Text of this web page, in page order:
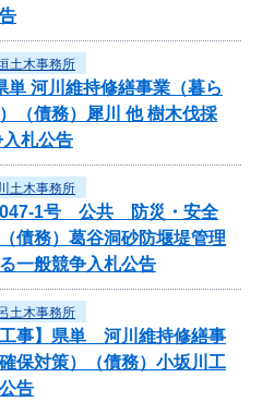
土木事務所
河川維持修繕事業（暮ら
（債務）犀川 他 樹木伐採
札公告
土木事務所
047-1号 公共 防災・安全
債務）葛谷洞砂防堰堤管理
一般競争入札公告
土木事務所
工事】県単 河川維持修繕事
保対策）（債務）小坂川工
告